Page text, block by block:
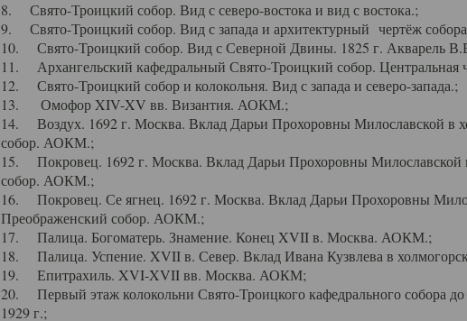
8. Свято-Троицкий собор. Вид с северо-востока и вид с востока.;
9. Свято-Троицкий собор. Вид с запада и архитектурный чертёж
10. Свято-Троицкий собор. Вид с Северной Двины. 1825 г. Акварель
11. Архангельский кафедральный Свято-Троицкий собор. Центральная
12. Свято-Троицкий собор и колокольня. Вид с запада и северо-запада.;
13. Омофор XIV-XV вв. Византия. АОКМ.;
14. Воздух. 1692 г. Москва. Вклад Дарьи Прохоровны Милославской в
собор. АОКМ.;
15. Покровец. 1692 г. Москва. Вклад Дарьи Прохоровны Милославской
собор. АОКМ.;
16. Покровец. Се ягнец. 1692 г. Москва. Вклад Дарьи Прохоровны
Преображенский собор. АОКМ.;
17. Палица. Богоматерь. Знамение. Конец XVII в. Москва. АОКМ.;
18. Палица. Успение. XVII в. Север. Вклад Ивана Кузвлева в
19. Епитрахиль. XVI-XVII вв. Москва. АОКМ;
20. Первый этаж колокольни Свято-Троицкого кафедрального собора
1929 г.;